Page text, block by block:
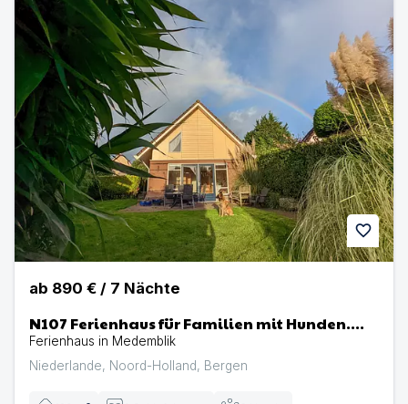
favorite
ab 890 € / 7 Nächte
N107 Ferienhaus für Familien mit Hunden.
Angeln, Bootsteg, Strand am Ijsselmeer
Ferienhaus in Medemblik
Niederlande, Noord-Holland, Bergen